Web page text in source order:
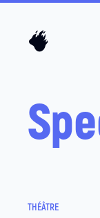
THÉÂTRE